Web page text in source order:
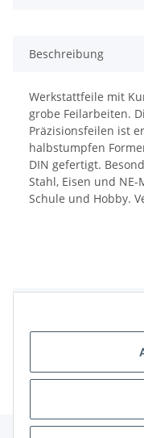
Beschreibung
Werkstattfeile mit
grobe Feilarbeiten.
Präzisionsfeilen ist
halbstumpfen
DIN gefertigt.
Stahl, Eisen und
Schule und Hobby.
Benachrichtigen,